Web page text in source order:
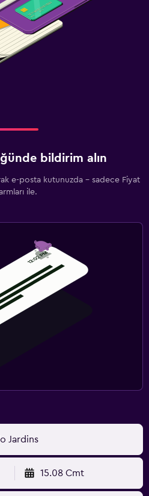
bildirim alın
e-posta kutunuzda - sadece Fiyat
ile.
Jardins
15.08 Cmt